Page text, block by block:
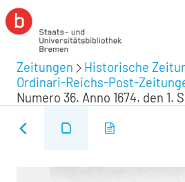
Zeitungen Historische
Ordinari-Reichs-Post-
Numero 36. Anno 1674. den 1.